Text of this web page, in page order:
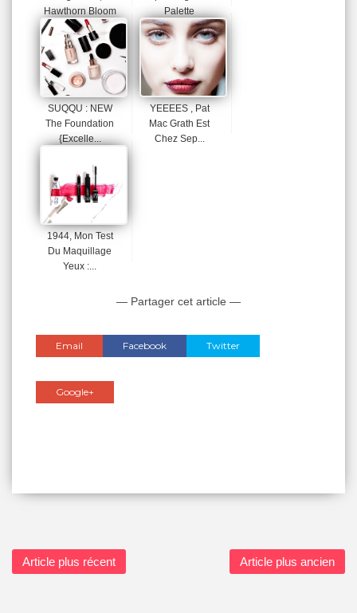
Hawthorn Bloom
...
Palette
SUQQU : NEW
The Foundation
{Excelle...
YEEEES , Pat
Mac Grath Est
Chez Sep...
1944, Mon Test
Du Maquillage
Yeux :...
— Partager cet article —
Email Facebook Twitter
Google+
Article plus récent Article plus ancien